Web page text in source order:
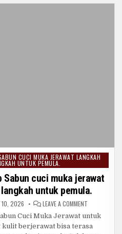
CUCI MUKA JERAWAT LANGKAH
UNTUK PEMULA.
Sabun cuci muka jerawat
untuk pemula.
10, 2026 LEAVE A COMMENTON
LENGKAP
CUCI
Cuci Muka Jerawat untuk
kulit berjerawat bisa terasa